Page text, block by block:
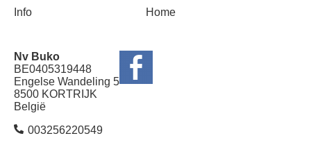
Info
Home
Nv Buko
BE0405319448
Engelse Wandeling 5
8500 KORTRIJK
België
003256220549